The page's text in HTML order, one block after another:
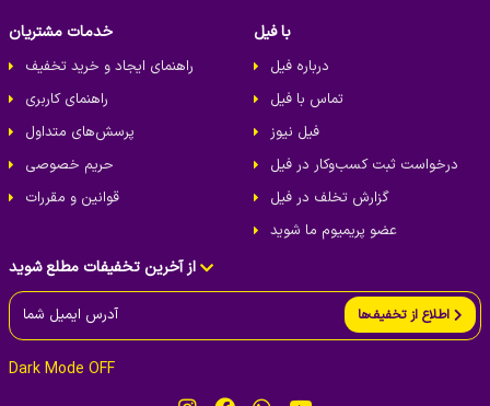
خدمات مشتریان
راهنمای ایجاد و خرید تخفیف
راهنمای کاربری
پرسش‌های متداول
حریم خصوصی
قوانین و مقررات
با فیل
درباره فیل
تماس با فیل
فیل نیوز
درخواست ثبت کسب‌و‌کار در فیل
گزارش تخلف در فیل
عضو پریمیوم ما شوید
از آخرین تخفیفات مطلع شوید
اطلاع از تخفیف‌ها
Dark Mode OFF